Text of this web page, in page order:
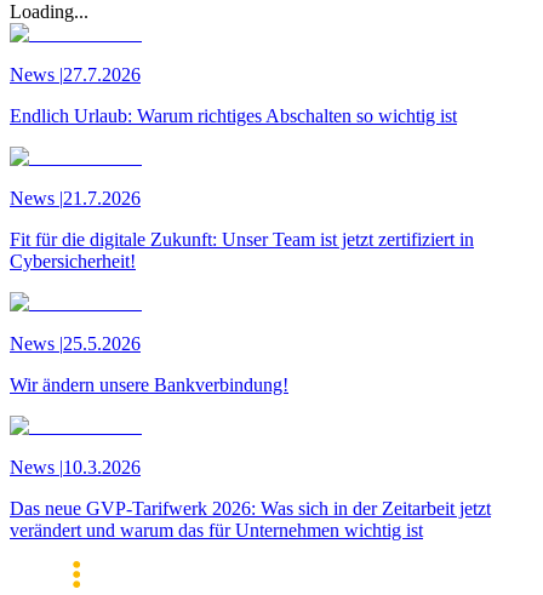
Loading...
News |27.7.2026
Endlich Urlaub: Warum richtiges Abschalten so wichtig ist
News |21.7.2026
Fit für die digitale Zukunft: Unser Team ist jetzt zertifiziert in
Cybersicherheit!
News |25.5.2026
Wir ändern unsere Bankverbindung!
News |10.3.2026
Das neue GVP-Tarifwerk 2026: Was sich in der Zeitarbeit jetzt
verändert und warum das für Unternehmen wichtig ist